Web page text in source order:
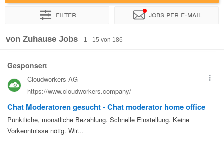
Filter Jobs per e-mail
Sortieren nach Unternehmen
von Zuhause Jobs 1 - 15 von 186